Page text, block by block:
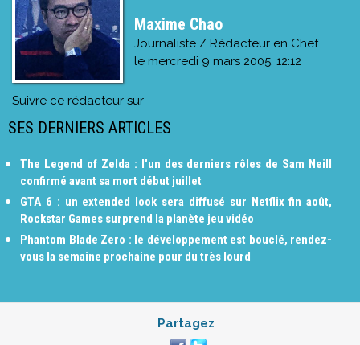
Maxime Chao
Journaliste / Rédacteur en Chef
le mercredi 9 mars 2005, 12:12
Suivre ce rédacteur sur
SES DERNIERS ARTICLES
The Legend of Zelda : l'un des derniers rôles de Sam Neill
confirmé avant sa mort début juillet
GTA 6 : un extended look sera diffusé sur Netflix fin août,
Rockstar Games surprend la planète jeu vidéo
Phantom Blade Zero : le développement est bouclé, rendez-
vous la semaine prochaine pour du très lourd
Partagez